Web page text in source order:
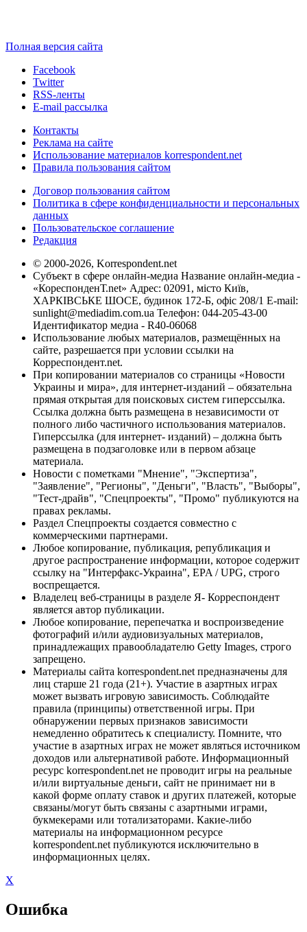
Полная версия сайта
Facebook
Twitter
RSS-ленты
E-mail рассылка
Контакты
Реклама на сайте
Использование материалов korrespondent.net
Правила пользования сайтом
Договор пользования сайтом
Политика в сфере конфиденциальности и персональных
данных
Пользовательское соглашение
Редакция
© 2000-2026, Korrespondent.net
Субъект в сфере онлайн-медиа Название онлайн-медиа -
«КореспонденТ.net» Адрес: 02091, місто Київ,
ХАРКІВСЬКЕ ШОСЕ, будинок 172-Б, офіс 208/1 E-mail:
sunlight@mediadim.com.ua Телефон: 044-205-43-00
Идентификатор медиа - R40-06068
Использование любых материалов, размещённых на
сайте, разрешается при условии ссылки на
Корреспондент.net.
При копировании материалов со страницы «Новости
Украины и мира», для интернет-изданий – обязательна
прямая открытая для поисковых систем гиперссылка.
Ссылка должна быть размещена в независимости от
полного либо частичного использования материалов.
Гиперссылка (для интернет- изданий) – должна быть
размещена в подзаголовке или в первом абзаце
материала.
Новости с пометками "Мнение", "Экспертиза",
"Заявление", "Регионы", "Деньги", "Власть", "Выборы",
"Тест-драйв", "Спецпроекты", "Промо" публикуются на
правах рекламы.
Раздел Спецпроекты создается совместно с
коммерческими партнерами.
Любое копирование, публикация, републикация и
другое распространение информации, которое содержит
ссылку на "Интерфакс-Украина", EPA / UPG, строго
воспрещается.
Владелец веб-страницы в разделе Я- Корреспондент
является автор публикации.
Любое копирование, перепечатка и воспроизведение
фотографий и/или аудиовизуальных материалов,
принадлежащих правообладателю Getty Images, строго
запрещено.
Материалы сайта korrespondent.net предназначены для
лиц старше 21 года (21+). Участие в азартных играх
может вызвать игровую зависимость. Соблюдайте
правила (принципы) ответственной игры. При
обнаружении первых признаков зависимости
немедленно обратитесь к специалисту. Помните, что
участие в азартных играх не может являться источником
доходов или альтернативой работе. Информационный
ресурс korrespondent.net не проводит игры на реальные
и/или виртуальные деньги, сайт не принимает ни в
какой форме оплату ставок и других платежей, которые
связаны/могут быть связаны с азартными играми,
букмекерами или тотализаторами. Какие-либо
материалы на информационном ресурсе
korrespondent.net публикуются исключительно в
информационных целях.
X
Ошибка